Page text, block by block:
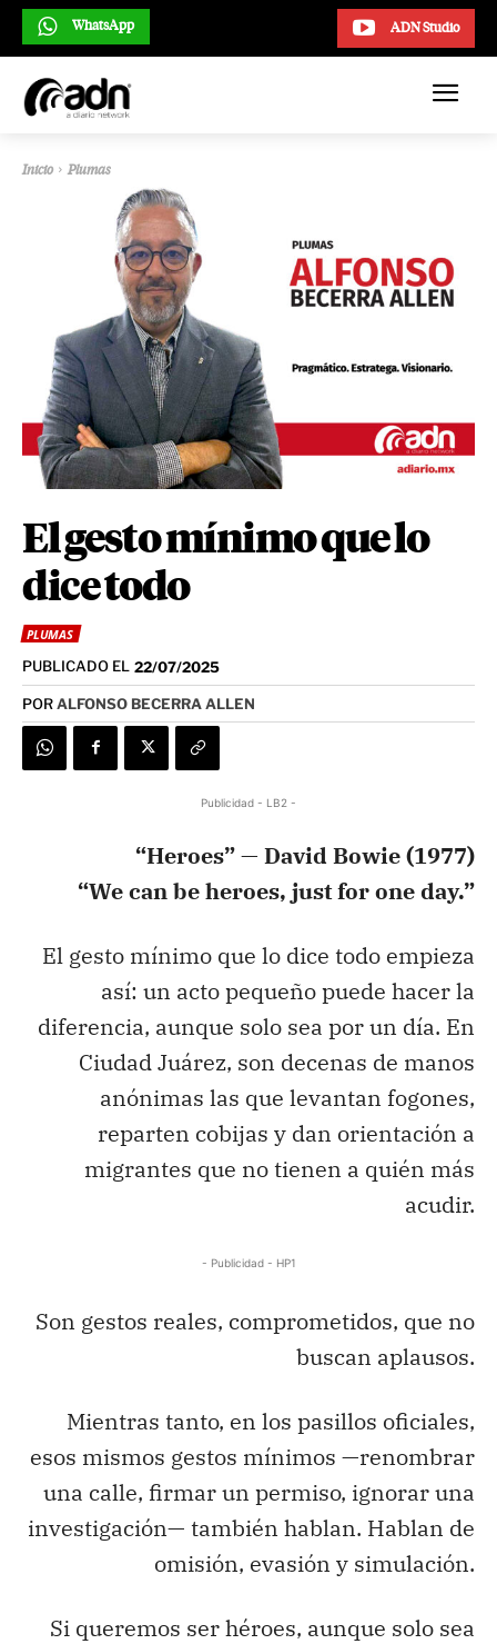
ADN Studio
WhatsApp
Inicio Plumas
El gesto mínimo que lo
dice todo
PLUMAS
PUBLICADO EL 22/07/2025
PORALFONSO BECERRA ALLEN
Publicidad - LB2 -
“Heroes” — David Bowie(1977)
“Wecan beheroes, justforoneday.”
El gesto mínimo que lo dice todo empieza
así: un acto pequeño puede hacer la
diferencia, aunque solo sea por un día. En
Ciudad Juárez, son decenas de manos
anónimas las que levantan fogones,
reparten cobijas y dan orientación a
migrantes que no tienen a quién más
acudir.
- Publicidad - HP1
Son gestos reales, comprometidos, que no
buscan aplausos.
Mientras tanto, en los pasillos oficiales,
esos mismos gestos mínimos —renombrar
una calle, firmar un permiso, ignorar una
investigación— también hablan. Hablan de
omisión, evasión y simulación.
Si queremos ser héroes, aunque solo sea